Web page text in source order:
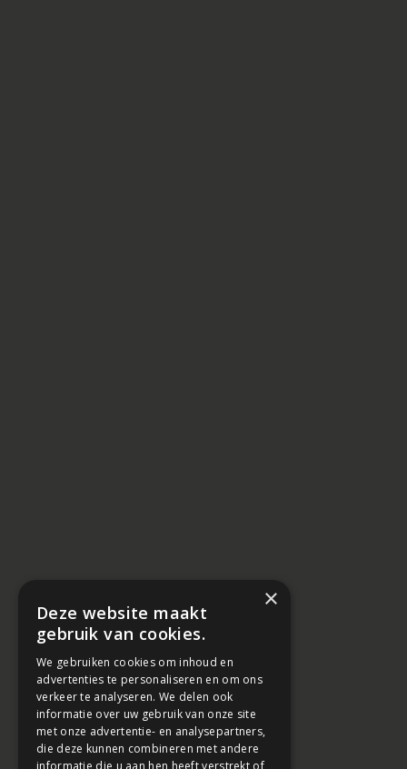
×
Deze website maakt
gebruik van cookies.
We gebruiken cookies om inhoud en
advertenties te personaliseren en om ons
verkeer te analyseren. We delen ook
informatie over uw gebruik van onze site
met onze advertentie- en analysepartners,
die deze kunnen combineren met andere
informatie die u aan hen heeft verstrekt of